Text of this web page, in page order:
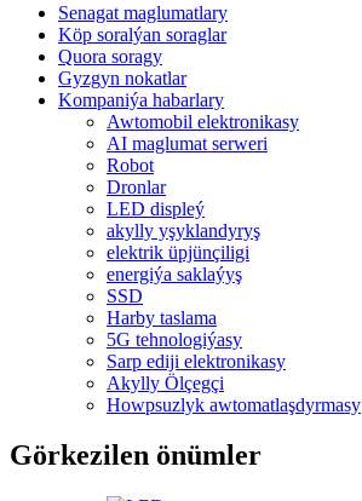
Senagat maglumatlary
Köp soralýan soraglar
Quora soragy
Gyzgyn nokatlar
Kompaniýa habarlary
Awtomobil elektronikasy
AI maglumat serweri
Robot
Dronlar
LED displeý
akylly yşyklandyryş
elektrik üpjünçiligi
energiýa saklaýyş
SSD
Harby taslama
5G tehnologiýasy
Sarp ediji elektronikasy
Akylly Ölçegçi
Howpsuzlyk awtomatlaşdyrmasy
Görkezilen önümler